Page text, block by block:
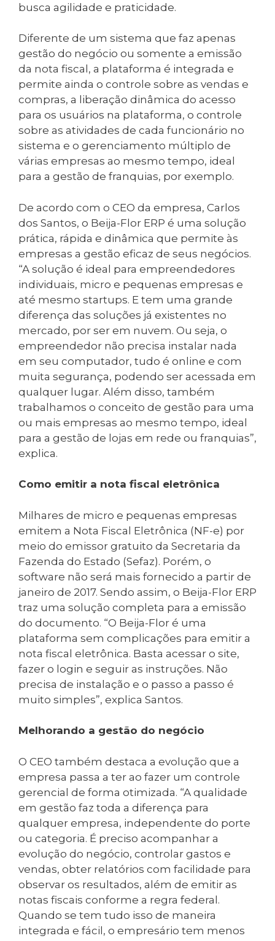
busca agilidade e praticidade.
Diferente de um sistema que faz apenas
gestão do negócio ou somente a emissão
da nota fiscal, a plataforma é integrada e
permite ainda o controle sobre as vendas e
compras, a liberação dinâmica do acesso
para os usuários na plataforma, o controle
sobre as atividades de cada funcionário no
sistema e o gerenciamento múltiplo de
várias empresas ao mesmo tempo, ideal
para a gestão de franquias, por exemplo.
De acordo com o CEO da empresa, Carlos
dos Santos, o Beija-Flor ERP é uma solução
prática, rápida e dinâmica que permite às
empresas a gestão eficaz de seus negócios.
“A solução é ideal para empreendedores
individuais, micro e pequenas empresas e
até mesmo startups. E tem uma grande
diferença das soluções já existentes no
mercado, por ser em nuvem. Ou seja, o
empreendedor não precisa instalar nada
em seu computador, tudo é online e com
muita segurança, podendo ser acessada em
qualquer lugar. Além disso, também
trabalhamos o conceito de gestão para uma
ou mais empresas ao mesmo tempo, ideal
para a gestão de lojas em rede ou franquias”,
explica.
Como emitir a nota fiscal eletrônica
Milhares de micro e pequenas empresas
emitem a Nota Fiscal Eletrônica (NF-e) por
meio do emissor gratuito da Secretaria da
Fazenda do Estado (Sefaz). Porém, o
software não será mais fornecido a partir de
janeiro de 2017. Sendo assim, o Beija-Flor ERP
traz uma solução completa para a emissão
do documento. “O Beija-Flor é uma
plataforma sem complicações para emitir a
nota fiscal eletrônica. Basta acessar o site,
fazer o login e seguir as instruções. Não
precisa de instalação e o passo a passo é
muito simples”, explica Santos.
Melhorando a gestão do negócio
O CEO também destaca a evolução que a
empresa passa a ter ao fazer um controle
gerencial de forma otimizada. “A qualidade
em gestão faz toda a diferença para
qualquer empresa, independente do porte
ou categoria. É preciso acompanhar a
evolução do negócio, controlar gastos e
vendas, obter relatórios com facilidade para
observar os resultados, além de emitir as
notas fiscais conforme a regra federal.
Quando se tem tudo isso de maneira
integrada e fácil, o empresário tem menos